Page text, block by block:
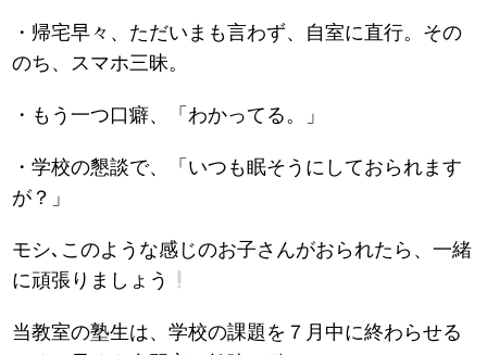
・帰宅早々、ただいまも言わず、自室に直行。その
のち、スマホ三昧。
・もう一つ口癖、「わかってる。」
・学校の懇談で、「いつも眠そうにしておられます
が？」
モシ､このような感じのお子さんがおられたら、一緒
に頑張りましょう
当教室の塾生は、学校の課題を７月中に終わらせる